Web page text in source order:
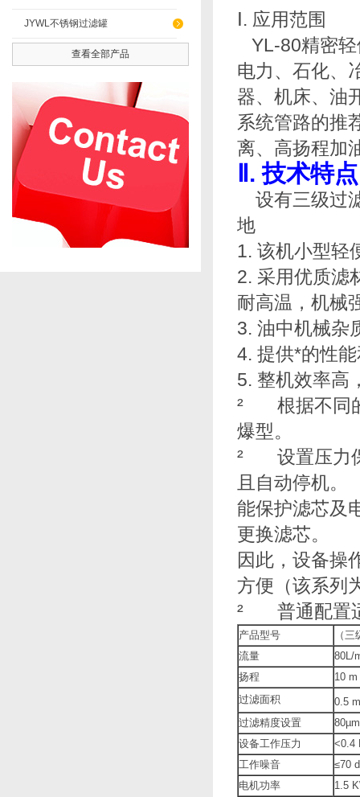
JYWL不锈钢过滤罐
查看全部产品
Ⅰ. 应用范围
YL-80精密轻
电力、石化
器、机床
系统管路的推
离、高扬程加油
Ⅱ. 技术特点
设有三级过滤
地
1. 该机小型轻便
2. 采用优质滤材
耐高温，机械
3. 油中机械杂
4. 提供*的性
5. 整机效率高
² 根据不同的环
爆型。
² 设置压力保
且自动停机。
能保护滤芯及
更换滤芯。
因此，设备操
方便（该系列为
² 普通配置适
产品型号
（
流量
80L/
扬程
10 m
过滤面积
0.5 m
过滤精度设置
设备工作压力
<0.4
工作噪音
≤70
电机功率
1.5